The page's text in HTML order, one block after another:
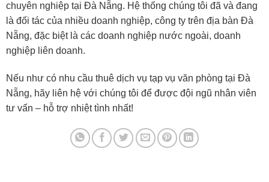
chuyên nghiệp tại Đà Nẵng. Hệ thống chúng tôi đã và đang
là đối tác của nhiều doanh nghiệp, công ty trên địa bàn Đà
Nẵng, đặc biệt là các doanh nghiệp nước ngoài, doanh
nghiệp liên doanh.
Nếu như có nhu cầu thuê dịch vụ tạp vụ văn phòng tại Đà
Nẵng, hãy liên hệ với chúng tôi để được đội ngũ nhân viên
tư vấn – hỗ trợ nhiệt tình nhất!